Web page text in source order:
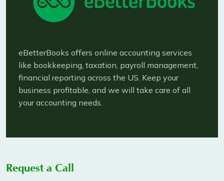
eBetterBooks offers online accounting services
like bookkeeping, taxation, payroll management,
financial reporting across the US. Keep your
business profitable, and we will take care of all
your accounting needs.
Request a Call